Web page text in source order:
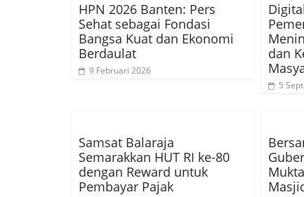
HPN 2026 Banten: Pers
Sehat sebagai Fondasi
Bangsa Kuat dan Ekonomi
Berdaulat
9 Februari 2026
dan
5
Samsat Balaraja
Semarakkan HUT RI ke-80
dengan Reward untuk
Pembayar Pajak